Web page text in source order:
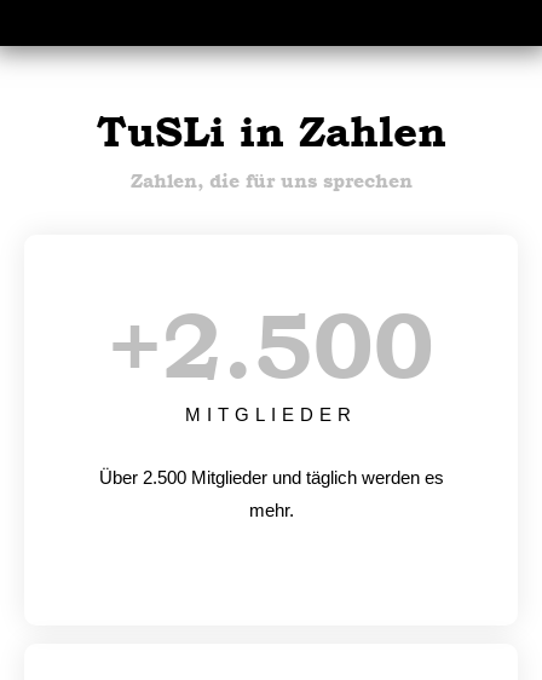
TuSLi in Zahlen
Zahlen, die für uns sprechen
MITGLIEDER
+2.500
Über 2.500 Mitglieder und täglich werden es
mehr.